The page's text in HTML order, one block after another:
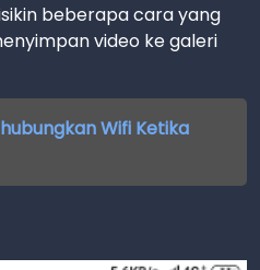
beberapa cara yang
video ke galeri
Wifi Ketika